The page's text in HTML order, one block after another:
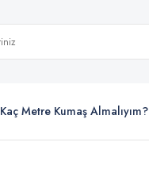
Kaç Metre Kumaş Almalıyım?